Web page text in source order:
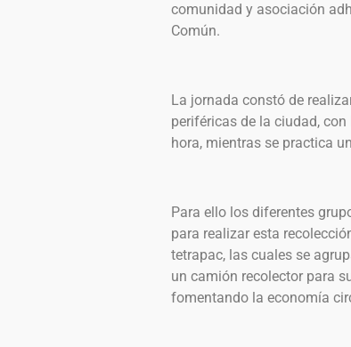
comunidad y asociación
Común.
La jornada constó de
periféricas de la ciudad,
hora, mientras se practica
Para ello los diferentes
para realizar esta
tetrapac, las cuales se
un camión recolector para
fomentando la economía